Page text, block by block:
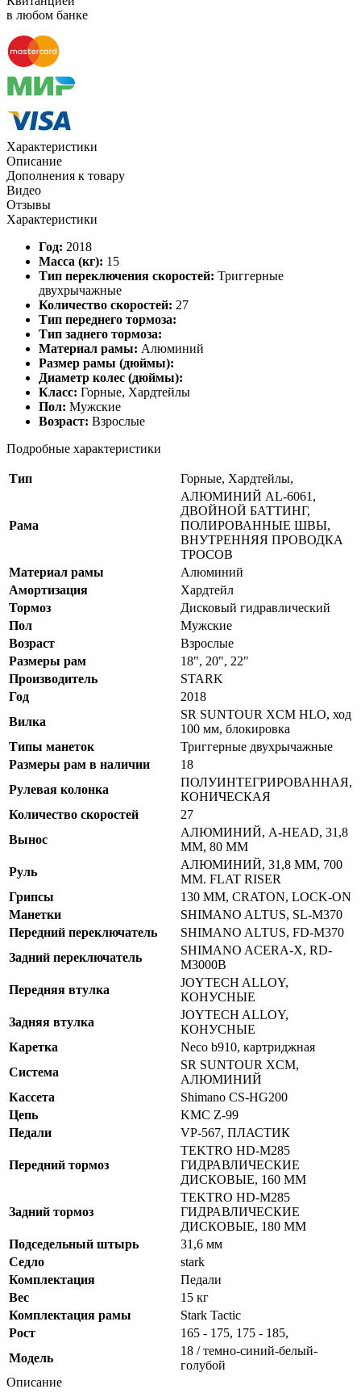
в любом банке
Характеристики
Описание
Дополнения к товару
Видео
Отзывы
Характеристики
Год: 2018
Масса (кг): 15
Тип переключения скоростей: Триггерные
двухрычажные
Количество скоростей: 27
Тип переднего тормоза:
Тип заднего тормоза:
Материал рамы: Алюминий
Размер рамы (дюймы):
Диаметр колес (дюймы):
Класс: Горные, Хардтейлы
Пол: Мужские
Возраст: Взрослые
Подробные характеристики
Тип Горные, Хардтейлы,
Рама
АЛЮМИНИЙ AL-6061,
ДВОЙНОЙ БАТТИНГ,
ПОЛИРОВАННЫЕ ШВЫ,
ВНУТРЕННЯЯ ПРОВОДКА
ТРОСОВ
Материал рамы
Алюминий
Амортизация
Хардтейл
Тормоз
Дисковый гидравлический
Пол
Мужские
Возраст
Взрослые
Размеры рам
18", 20", 22"
Производитель
STARK
Год
2018
Вилка
SR SUNTOUR XCM HLO, ход
100 мм, блокировка
Типы манеток
Триггерные двухрычажные
Размеры рам в наличии
18
Рулевая колонка
ПОЛУИНТЕГРИРОВАННАЯ,
КОНИЧЕСКАЯ
Количество скоростей
27
Вынос
АЛЮМИНИЙ, A-HEAD, 31,8
ММ, 80 ММ
Руль
АЛЮМИНИЙ, 31,8 ММ, 700
ММ. FLAT RISER
Грипсы
130 ММ, CRATON, LOCK-ON
Манетки
SHIMANO ALTUS, SL-M370
Передний переключатель
SHIMANO ALTUS, FD-M370
Задний переключатель
SHIMANO ACERA-X, RD-
M3000В
Передняя втулка
JOYTECH ALLOY,
КОНУСНЫЕ
Задняя втулка
JOYTECH ALLOY,
КОНУСНЫЕ
Каретка
Neco b910, картриджная
Система
SR SUNTOUR XCM,
АЛЮМИНИЙ
Кассета
Shimano CS-HG200
Цепь
KMC Z-99
Педали
VP-567, ПЛАСТИК
Передний тормоз
TEKTRO HD-M285
ГИДРАВЛИЧЕСКИЕ
ДИСКОВЫЕ, 160 ММ
Задний тормоз
TEKTRO HD-M285
ГИДРАВЛИЧЕСКИЕ
ДИСКОВЫЕ, 180 ММ
Подседельный штырь
31,6 мм
Седло
stark
Комплектация
Педали
Вес
15 кг
Комплектация рамы
Stark Tactic
Рост
165 - 175, 175 - 185,
Модель
18 / темно-синий-белый-
голубой
Описание